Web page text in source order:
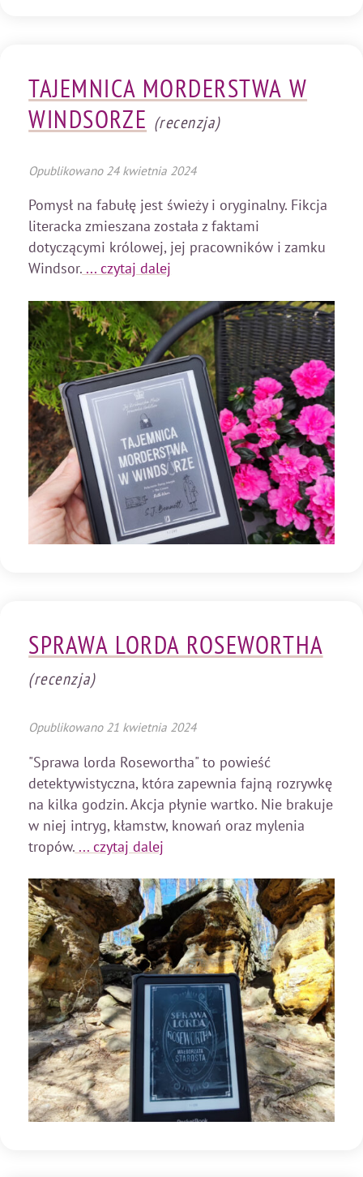
TAJEMNICA MORDERSTWA W
WINDSORZE (recenzja)
Opublikowano 24 kwietnia 2024
Pomysł na fabułę jest świeży i oryginalny. Fikcja
literacka zmieszana została z faktami
dotyczącymi królowej, jej pracowników i zamku
Windsor. ... czytaj dalej
SPRAWA LORDA ROSEWORTHA
(recenzja)
Opublikowano 21 kwietnia 2024
"Sprawa lorda Rosewortha" to powieść
detektywistyczna, która zapewnia fajną rozrywkę
na kilka godzin. Akcja płynie wartko. Nie brakuje
w niej intryg, kłamstw, knowań oraz mylenia
tropów. ... czytaj dalej